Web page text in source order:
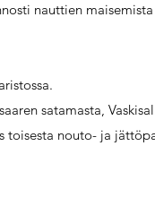
nauttien
satamasta,
toisesta nouto- ja